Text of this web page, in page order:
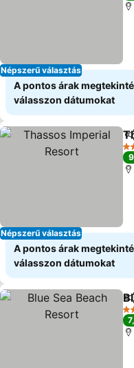
Népszerű választás
A pontos árak
válasszon dátumokat
Népszerű választás
4
A pontos árak
válasszon dátumokat
3